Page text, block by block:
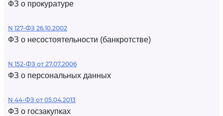
ФЗ о прокуратуре
N 127-ФЗ 26.10.2002
ФЗ о несостоятельности (банкротстве)
N 152-ФЗ от 27.07.2006
ФЗ о персональных данных
N 44-ФЗ от 05.04.2013
ФЗ о госзакупках